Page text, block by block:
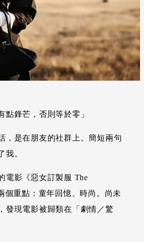
點鋒芒，否則等於零」
，是在朋友的社群上。簡短兩句
我。
電影《惡女訂製服 The
個重點：童年回憶、時尚。尚未
發現電影被歸類在「劇情／驚